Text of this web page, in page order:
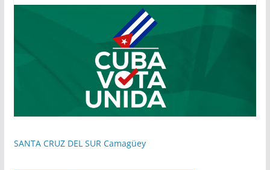
SANTA CRUZ DEL SUR Camagüey